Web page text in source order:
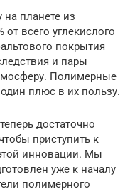
планете из
от всего углекислого
покрытия
и пары
Полимерные
плюс в их пользу.
достаточно
приступить к
инновации. Мы
уже к началу
полимерного